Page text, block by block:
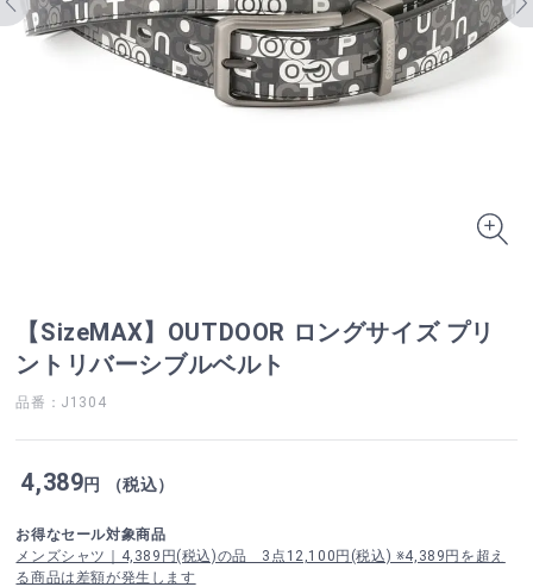
【SizeMAX】OUTDOOR ロングサイズ プリ
ントリバーシブルベルト
品番：J1304
4,389円 （税込）
お得なセール対象商品
メンズシャツ｜4,389円(税込)の品 3点12,100円(税込) ※4,389円を超え
る商品は差額が発生します